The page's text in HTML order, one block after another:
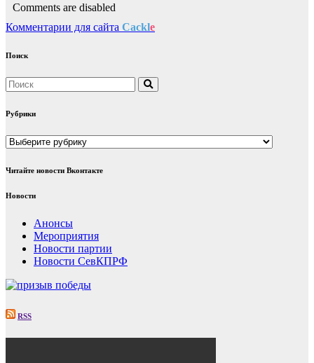
Comments are disabled
Комментарии для сайта Cackle
Поиск
Рубрики
Рубрики
Читайте новости Вконтакте
Новости
Анонсы
Мероприятия
Новости партии
Новости СевКПРФ
RSS